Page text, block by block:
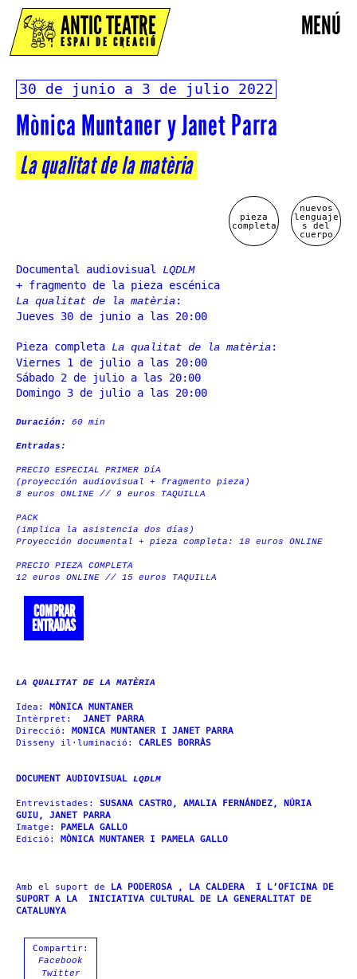
MENÚ
ANTIC TEATRE
ESPAI DE CREACIÓ
30 de junio a 3 de julio 2022
Mònica Muntaner y Janet Parra
La qualitat de la matèria
nuevos
lenguaje
s del
cuerpo
pieza
completa
Documental audiovisual LQDLM
+ fragmento de la pieza escénica
La qualitat de la matèria:
Jueves 30 de junio a las 20:00
Pieza completa La qualitat de la matèria:
Viernes 1 de julio a las 20:00
Sábado 2 de julio a las 20:00
Domingo 3 de julio a las 20:00
Duración: 60 min
Entradas:
PRECIO ESPECIAL PRIMER DíA
(proyección audiovisual + fragmento pieza)
8 euros ONLINE // 9 euros TAQUILLA
PACK
(implica la asistencia dos días)
Proyección documental + pieza completa: 18 euros ONLINE
PRECIO PIEZA COMPLETA
12 euros ONLINE // 15 euros TAQUILLA
COMPRAR
ENTRADAS
LA QUALITAT DE LA MATÈRIA
Idea: MÒNICA MUNTANER
Intèrpret:
JANET PARRA
Direcció: MONICA MUNTANER I JANET PARRA
Disseny il·luminació: CARLES BORRÀS
DOCUMENT AUDIOVISUAL LQDLM
Entrevistades: SUSANA CASTRO, AMALIA FERNÁNDEZ, NÚRIA
GUIU, JANET PARRA
Imatge: PAMELA GALLO
Edició: MÒNICA MUNTANER I PAMELA GALLO
Amb el suport de LA PODEROSA , LA CALDERA I L’OFICINA DE
SUPORT A LA INICIATIVA CULTURAL DE LA GENERALITAT DE
CATALUNYA
Compartir:
Facebook
Twitter